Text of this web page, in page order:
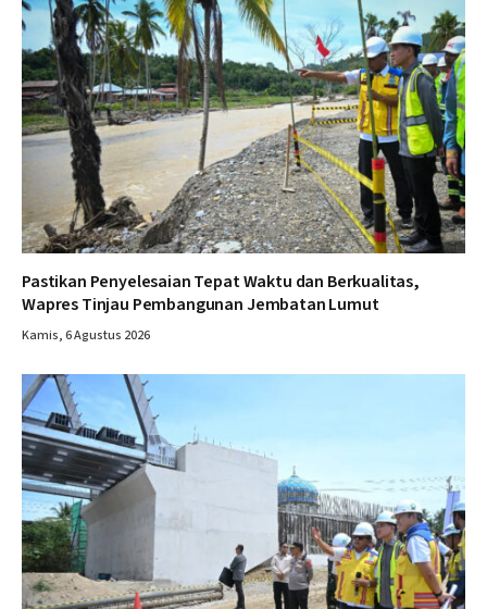
Pastikan Penyelesaian Tepat Waktu dan Berkualitas,
Wapres Tinjau Pembangunan Jembatan Lumut
Kamis, 6 Agustus 2026